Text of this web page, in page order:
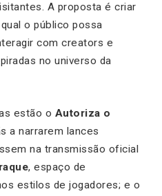
A proposta é criar
o público possa
com creators e
no universo da
estão o Autoriza o
a narrarem lances
na transmissão oficial
, espaço de
estilos de jogadores; e o